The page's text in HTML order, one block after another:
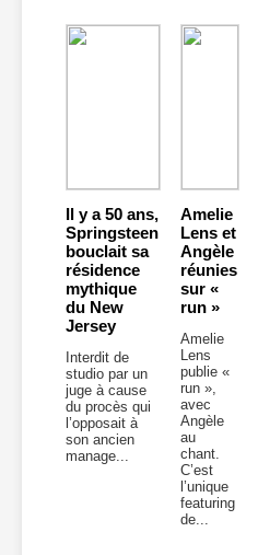
Il y a 50 ans,
Springsteen
bouclait sa
résidence
mythique
du New
Jersey
Interdit de
studio par un
juge à cause
du procès qui
l’opposait à
son ancien
manage...
Amelie
Lens et
Angèle
réunies
sur «
run »
Amelie
Lens
publie «
run »,
avec
Angèle
au
chant.
C’est
l’unique
featuring
de...